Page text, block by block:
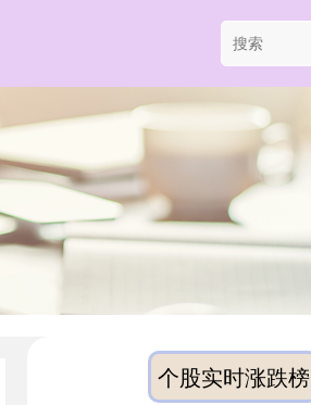
个股实时涨跌榜